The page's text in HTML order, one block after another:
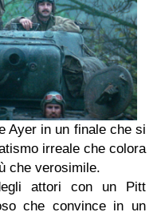
Ayer in un finale che si
irreale che colora
che verosimile.
attori con un Pitt
che convince in un